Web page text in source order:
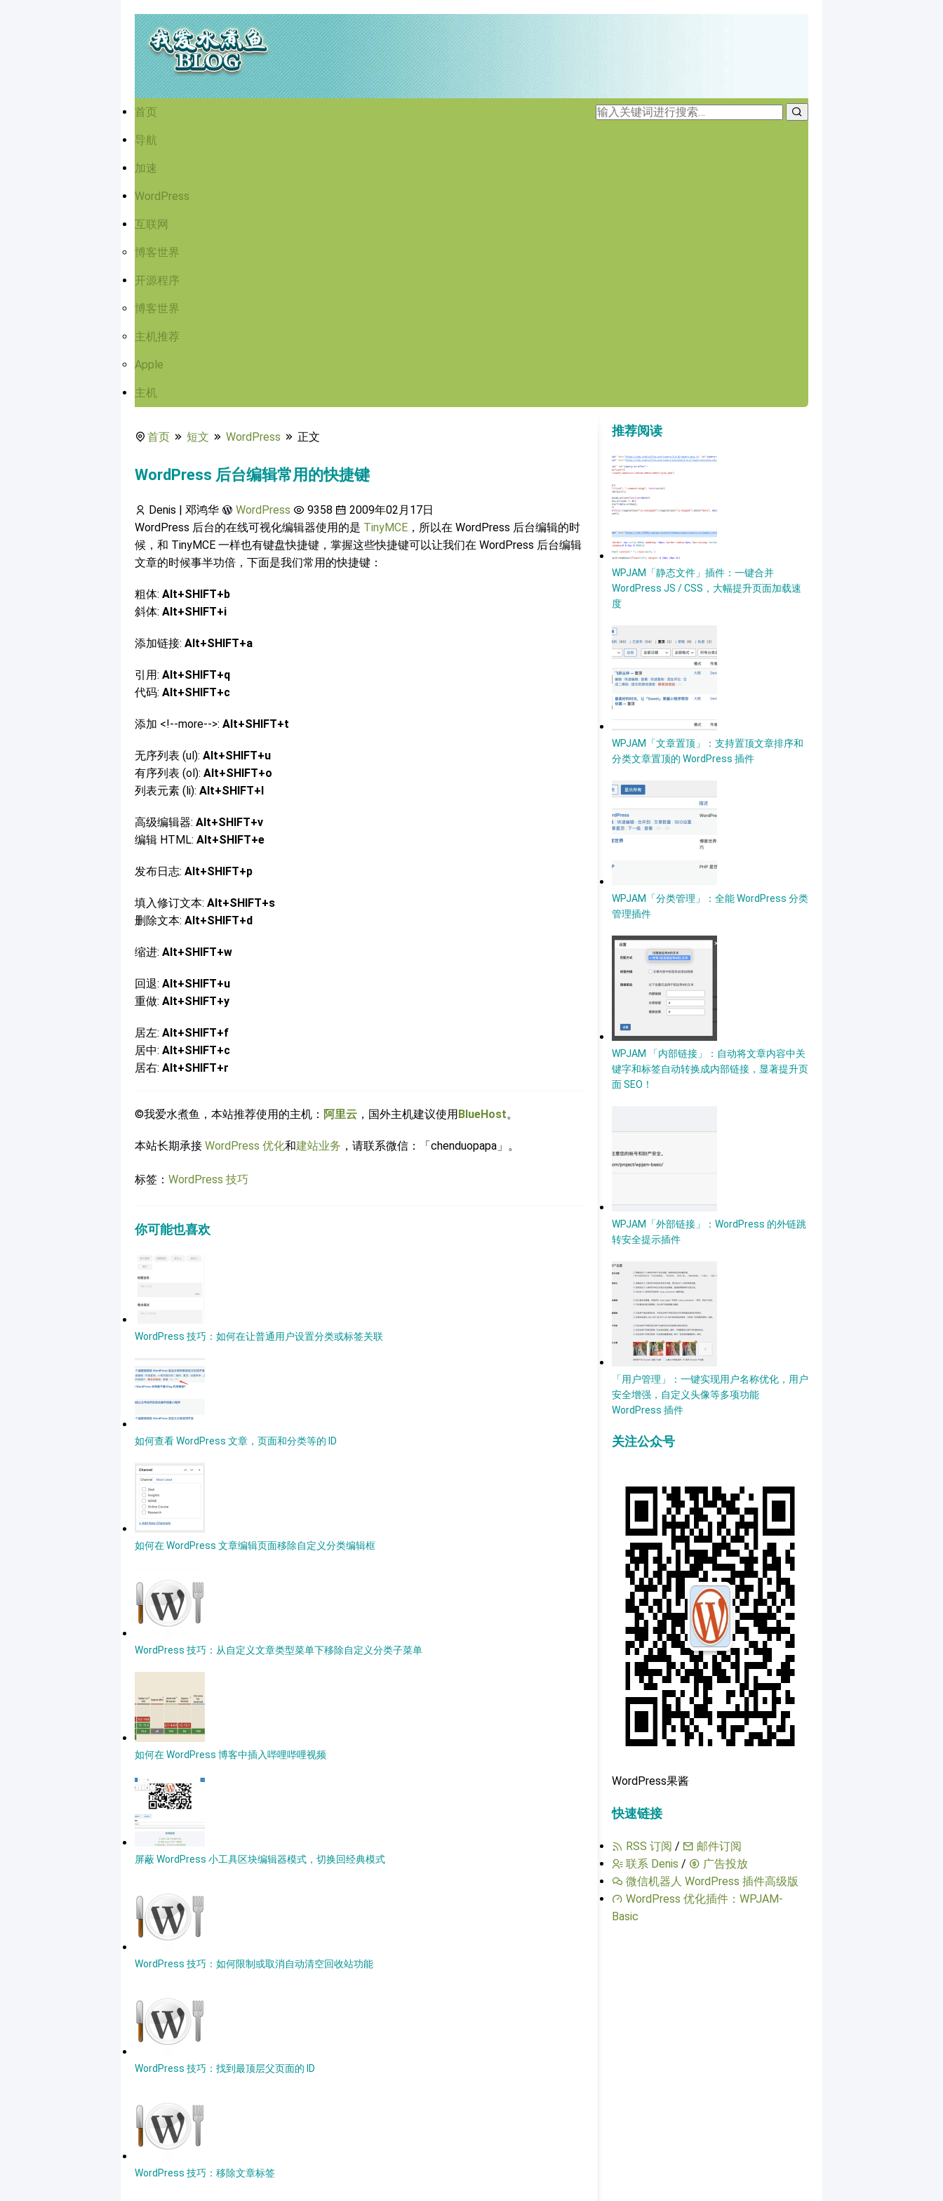
首页
导航
加速
WordPress
互联网
博客世界
开源程序
博客世界
主机推荐
Apple
主机
首页 短文 WordPress 正文
WordPress 后台编辑常用的快捷键
Denis | 邓鸿华 WordPress 9358
2009年02月17日
WordPress 后台的在线可视化编辑器使用的是 TinyMCE ，所以在 WordPress 后台编辑的时
候，和 TinyMCE 一样也有键盘快捷键，掌握这些快捷键可以让我们在 WordPress 后台编辑
文章的时候事半功倍，下面是我们常用的快捷键：
粗体: Alt+SHIFT+b
斜体: Alt+SHIFT+i
添加链接: Alt+SHIFT+a
引用: Alt+SHIFT+q
代码: Alt+SHIFT+c
添加 <!--more-->: Alt+SHIFT+t
无序列表 (ul): Alt+SHIFT+u
有序列表 (ol): Alt+SHIFT+o
列表元素 (li): Alt+SHIFT+l
高级编辑器: Alt+SHIFT+v
编辑 HTML: Alt+SHIFT+e
发布日志: Alt+SHIFT+p
填入修订文本: Alt+SHIFT+s
删除文本: Alt+SHIFT+d
缩进: Alt+SHIFT+w
回退: Alt+SHIFT+u
重做: Alt+SHIFT+y
居左: Alt+SHIFT+f
居中: Alt+SHIFT+c
居右: Alt+SHIFT+r
©我爱水煮鱼，本站推荐使用的主机： 阿里云 ，国外主机建议使用BlueHost。
本站长期承接 WordPress 优化和建站业务 ，请联系微信：「chenduopapa」。
标签： WordPress 技巧
你可能也喜欢
WordPress 技巧：如何在让普通用户设置分类或标签关联
如何查看 WordPress 文章，页面和分类等的 ID
如何在 WordPress 文章编辑页面移除自定义分类编辑框
WordPress 技巧：从自定义文章类型菜单下移除自定义分类子菜单
如何在 WordPress 博客中插入哔哩哔哩视频
屏蔽 WordPress 小工具区块编辑器模式，切换回经典模式
WordPress 技巧：如何限制或取消自动清空回收站功能
WordPress 技巧：找到最顶层父页面的 ID
WordPress 技巧：移除文章标签
推荐阅读
WPJAM「静态文件」插件：一键合并
WordPress JS / CSS，大幅提升页面加载速
度
WPJAM「文章置顶」：支持置顶文章排序和
分类文章置顶的 WordPress 插件
WPJAM「分类管理」：全能 WordPress 分类
管理插件
WPJAM 「内部链接」：自动将文章内容中关
键字和标签自动转换成内部链接，显著提升页
面 SEO！
WPJAM「外部链接」：WordPress 的外链跳
转安全提示插件
「用户管理」：一键实现用户名称优化，用户
安全增强，自定义头像等多项功能
WordPress 插件
关注公众号
WordPress果酱
快速链接
RSS 订阅 /
邮件订阅
联系 Denis /
广告投放
微信机器人 WordPress 插件高级版
WordPress 优化插件：WPJAM-
Basic